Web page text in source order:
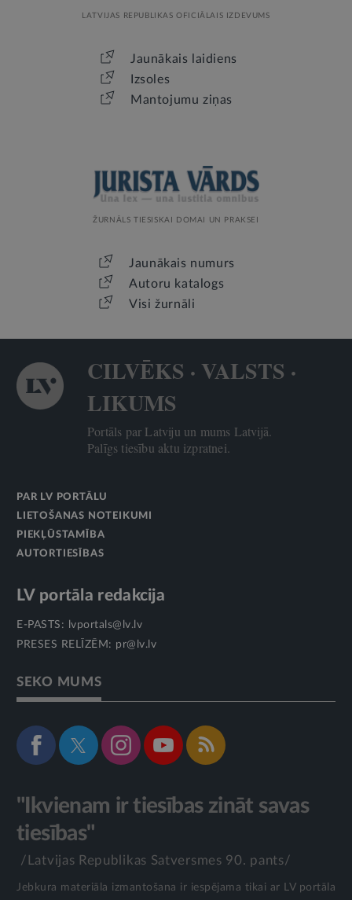
LATVIJAS REPUBLIKAS OFICIĀLAIS IZDEVUMS
Jaunākais laidiens
Izsoles
Mantojumu ziņas
ŽURNĀLS TIESISKAI DOMAI UN PRAKSEI
Jaunākais numurs
Autoru katalogs
Visi žurnāli
CILVĒKS · VALSTS ·
LIKUMS
Portāls par Latviju un mums Latvijā.
Palīgs tiesību aktu izpratnei.
PAR LV PORTĀLU
LIETOŠANAS NOTEIKUMI
PIEKĻŪSTAMĪBA
AUTORTIESĪBAS
LV portāla redakcija
E-PASTS:
lvportals@lv.lv
PRESES RELĪZĒM: pr@lv.lv
SEKO MUMS
"Ikvienam ir tiesības zināt savas
tiesības"
/Latvijas Republikas Satversmes 90. pants/
Jebkura materiāla izmantošana ir iespējama tikai ar LV portāla